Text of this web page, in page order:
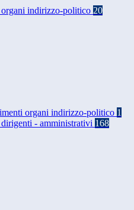
indirizzo-politico 20
organi indirizzo-politico 1
- amministrativi 168